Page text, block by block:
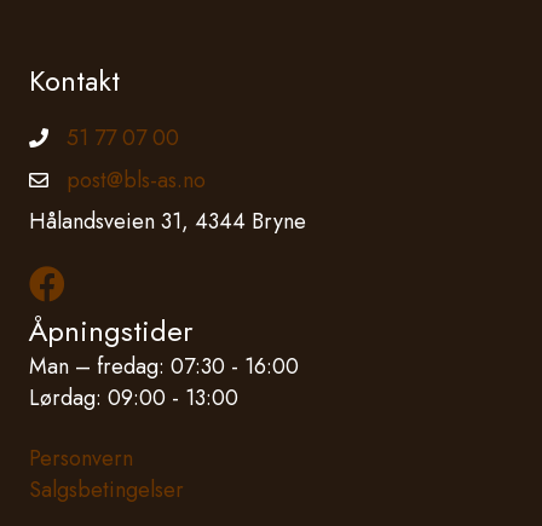
Kontakt
Telefonnummer
51 77 07 00
Epostadresse
post@bls-as.no
Hålandsveien 31, 4344 Bryne
Les mer om oss på Facebook
Åpningstider
Man – fredag: 07:30 - 16:00
Lørdag: 09:00 - 13:00
Personvern
Salgsbetingelser